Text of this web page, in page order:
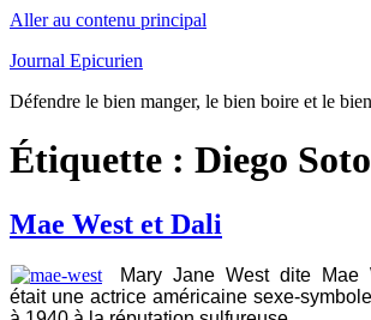
Aller au contenu principal
Journal Epicurien
Défendre le bien manger, le bien boire et le
Étiquette : Diego Soto
Mae West et Dali
Mary Jane West dite Mae
était une actrice américaine sexe-